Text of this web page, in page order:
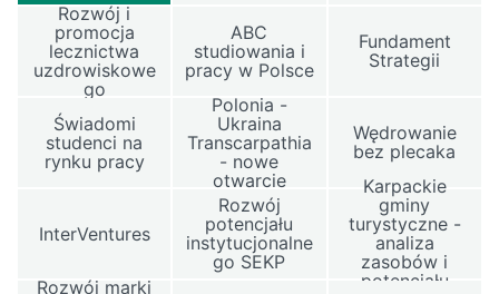
Rozwój i
promocja
lecznictwa
uzdrowiskowe
go
ABC
studiowania i
pracy w Polsce
Fundament
Strategii
Świadomi
studenci na
rynku pracy
Polonia -
Ukraina
Transcarpathia
- nowe
otwarcie
Wędrowanie
bez plecaka
InterVentures
Rozwój
potencjału
instytucjonalne
go SEKP
Karpackie
gminy
turystyczne -
analiza
zasobów i
potencjału
Rozwój marki